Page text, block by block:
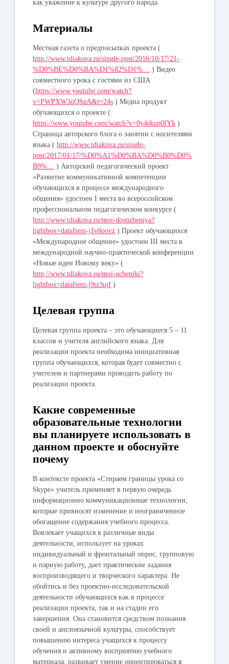
как уважение к культуре другого народа.
Материалы
Местная газета о предпосылках проекта (
http://www.tdiakova.ru/single-post/2016/10/17/21-
%D0%BE%D0%BA%D1%82%D1%…
) Видео
совместного урока с гостями из США
(https://www.youtube.com/watch?
v=PWPXW3qQSzA&t=24s ) Медиа продукт
обучающихся о проекте (
https://www.youtube.com/watch?v=0y4rkup0IYk )
Страница авторского блога о занятии с носителями
языка (http://www.tdiakova.ru/single-
post/2017/01/17/%D0%A1%D0%BA%D0%B0%D0%
B9%…
) Авторский педагогический проект
«Развитие коммуникативной компетенции
обучающихся в процессе международного
общения» удостоен I места во всероссийском
профессиональном педагогическом конкурсе (
http://www.tdiakova.ru/moi-dostizheniya?
lightbox=dataItem-j1v0oovz ) Проект обучающихся
«Международное общение» удостоен III места в
международной научно-практической конференции
«Новые идеи Новому веку» (
http://www.tdiakova.ru/moi-ucheniki?
lightbox=dataItem-j9tz3ujf )
Целевая группа
Целевая группа проекта – это обучающиеся 5 – 11
классов и учителя английского языка. Для
реализации проекта необходима инициативная
группа обучающихся, которая будет совместно с
учителем и партнерами проводить работу по
реализации проекта.
Какие современные
образовательные технологии
вы планируете использовать в
данном проекте и обоснуйте
почему
В контексте проекта «Стираем границы урока со
Skype» учитель применяет в первую очередь
информационно коммуникационные технологии,
которые привносят изменение и неограниченное
обогащение содержания учебного процесса.
Вовлекает учащихся в различные виды
деятельности, использует на уроках
индивидуальный и фронтальный опрос, групповую
и парную работу, дает практические задания
воспроизводящего и творческого характера. Не
обойтись и без проектно-исследовательской
деятельности обучающихся как в процессе
реализации проекта, так и на стадии его
завершения. Она становится средством познания
своей и англоязычной культуры, способствует
повышению интереса учащихся к процессу
обучения и активному восприятию учебного
материала, развивает умение ориентироваться в